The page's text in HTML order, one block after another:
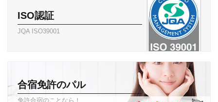
ISO認証
JQA ISO39001
合宿免許のパル